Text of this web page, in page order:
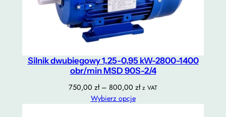
Silnik dwubiegowy 1,25-0,95 kW-2800-1400
obr/min MSD 90S-2/4
750,00 zł – 800,00 złZakres
z VAT
Wybierz opcje